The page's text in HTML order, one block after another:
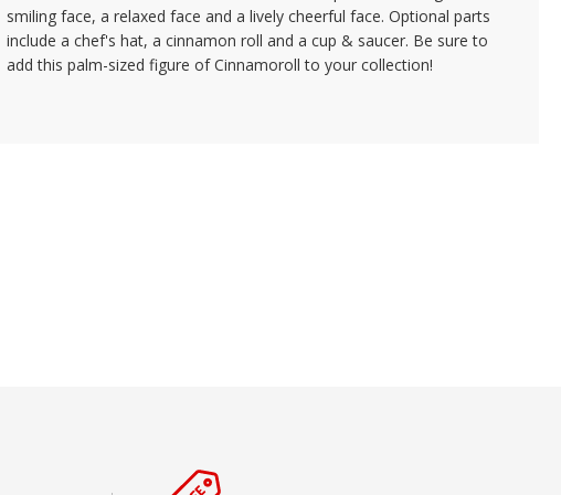
smiling face, a relaxed face and a lively cheerful face. Optional parts
include a chef's hat, a cinnamon roll and a cup & saucer. Be sure to
add this palm-sized figure of Cinnamoroll to your collection!